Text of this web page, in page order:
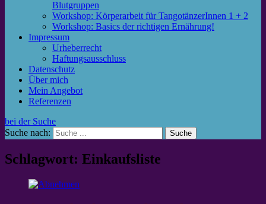
Blutgruppen
Workshop: Körperarbeit für TangotänzerInnen 1 + 2
Workshop: Basics der richtigen Ernährung!
Impressum
Urheberrecht
Haftungsausschluss
Datenschutz
Über mich
Mein Angebot
Referenzen
bei der Suche
Suche nach:
Schlagwort: Einkaufsliste